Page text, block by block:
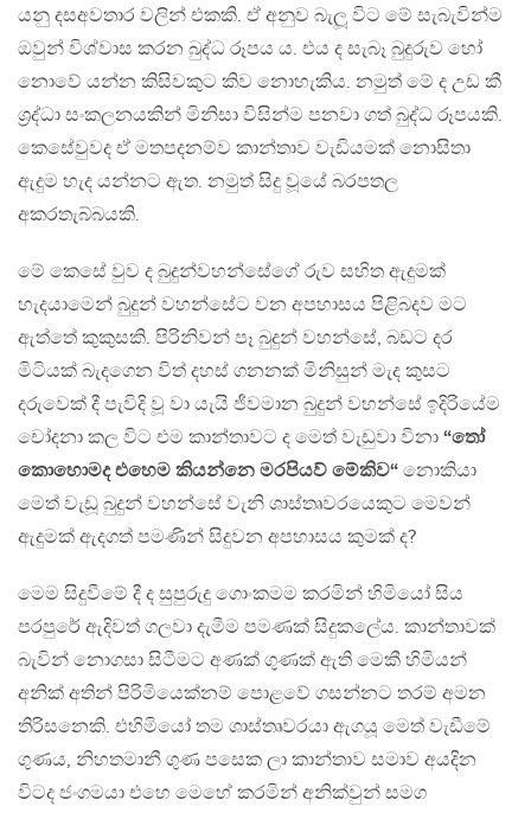
යනු දසඅවතාර වලින් එකකි. ඒ අනුව බැලූ විට මේ සැබැවින්ම
ඔවුන් විශ්වාස කරන බුද්ධ රූපය ය. එය ද සැබෑ බුදුරුව හෝ
නොවේ යන්න කිසිවකුට කිව නොහැකිය. නමුත් මේ ද උඩ කී
ශ්‍රද්ධා සංකලනයකින් මිනිසා විසින්ම පනවා ගත් බුද්ධ රූපයකි.
කෙසේවුවද ඒ මතපදනම්ව කාන්තාව වැඩියමක් නොසිතා
ඇදුම හැද යන්නට ඇත. නමුත් සිදු වූයේ බරපතල
අකරතැබ්බයකි.
මේ කෙසේ වුව ද බුදුන්වහන්සේගේ රුව සහිත ඇදුමක්
හැදයාමෙන් බුදුන් වහන්සේට වන අපහාසය පිළිබදව මට
ඇත්තේ කුකුසකි. පිරිනිවන් පෑ බුදුන් වහන්සේ, බඩට දර
මිටියක් බැදගෙන විත් දහස් ග‍නනක් මිනිසුන් මැද කුසට
දරුවෙක් දී පැවිදි වූ වා යැයි ජීවමාන බුදුන් වහන්සේ ඉදිරියේම
චෝදනා ක‍ල විට එම කාන්තාවට ද මෙත් වැඩුවා විනා “තෝ
කොහොමද එහෙම කියන්නෙ මරපියව් මේකිව“ නොකියා
මෙත් වැඩූ බුදුන් වහන්සේ වැනි ශාස්තෘවරයෙකුට මෙවන්
ඇදුමක් ඇදගත් පමණින් සිදුවන අපහාසය කුමක් ද?
‍මෙම සිදුවීමේ දී ද සුපුරුදු ගොංකමම කරමින් හිමියෝ සිය
පරපුරේ ඇදිවත් ගලවා දැමීම පමණක් සිදුකලේය. කාන්තාවක්
බැවින් නොගසා සිටීමට අණක් ගුණක් ඇති මෙකී හිමියන්
අනික් අතින් පිරිමියෙක්නම් පොළවේ ගසන්නට තරම් අමන
තිරිසනෙකි. එහිමියෝ තම ශාස්තෘවරයා ඇගයූ මෙත් වැඩීමේ
ගුණය, නිහතමානී ගුණ පසෙක ලා කාන්තාව සමාව අයදින
විටද ජංගමයා එහෙ මෙහේ කරමින් අනික්වුන් සමග